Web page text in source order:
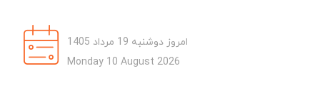
امروز دوشنبه 19 مرداد 1405
Monday 10 August 2026